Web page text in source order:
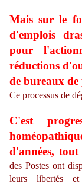
Mais sur le
d'emplois
pour
réductions
de bureaux de
Ce processus de
C'est
d'années, tout
des Postes ont
leurs libertés